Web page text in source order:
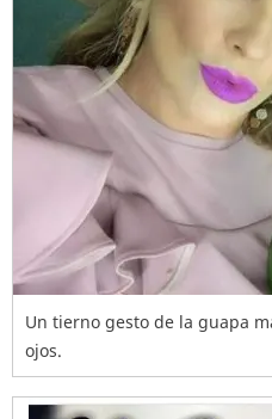
Un tierno gesto de la guapa
ojos.